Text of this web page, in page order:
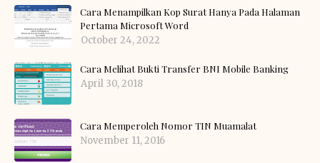
Cara Menampilkan Kop Surat Hanya Pada Halaman
Pertama Microsoft Word
October 24, 2022
Cara Melihat Bukti Transfer BNI Mobile Banking
April 30, 2018
Cara Memperoleh Nomor TIN Muamalat
November 11, 2016